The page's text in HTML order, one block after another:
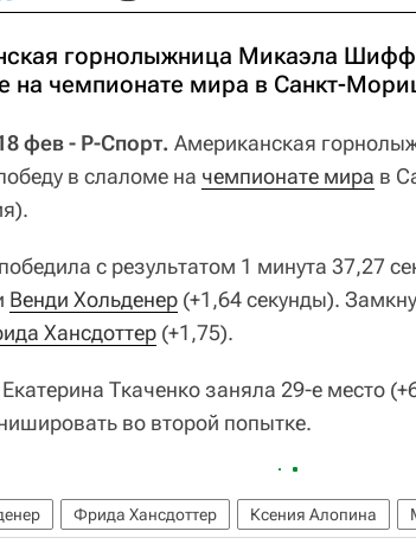
горнолыжница Микаэла
на чемпионате мира в Санкт-
фев - Р-Спорт. Американская
в слаломе на чемпионате мира в
с результатом 1 минута 37,27
Венди Хольденер (+1,64 секунды).
Хансдоттер (+1,75).
Ткаченко заняла 29-е место
во второй попытке.
Фрида Хансдоттер Ксения Алопина